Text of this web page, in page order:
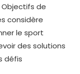
Objectifs de
considère
le sport
des solutions
défis